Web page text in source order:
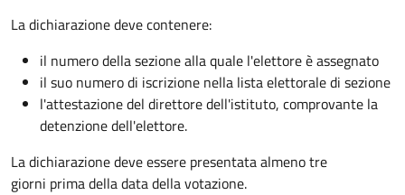
La dichiarazione deve contenere:
il numero della sezione alla quale l'elettore è assegnato
il suo numero di iscrizione nella lista elettorale di sezione
l'attestazione del direttore dell'istituto, comprovante la
detenzione dell'elettore.
La dichiarazione deve essere presentata almeno tre
giorni prima della data della votazione.